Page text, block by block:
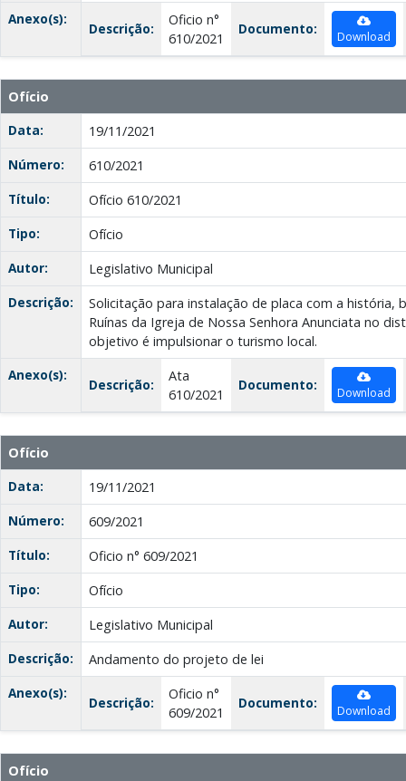
Anexo(s):
Descrição:
Oficio n°
610/2021
Documento: Download
Ofício
Data:
19/11/2021
Número:
610/2021
Título:
Ofício 610/2021
Tipo:
Ofício
Autor:
Legislativo Municipal
Descrição:
Solicitação para instalação de placa com a história,
Ruínas da Igreja de Nossa Senhora Anunciata no
objetivo é impulsionar o turismo local.
Anexo(s):
Descrição:
Ata
610/2021
Documento: Download
Ofício
Data:
19/11/2021
Número:
609/2021
Título:
Oficio n° 609/2021
Tipo:
Ofício
Autor:
Legislativo Municipal
Descrição:
Andamento do projeto de lei
Anexo(s):
Descrição:
Oficio n°
609/2021
Documento: Download
Ofício